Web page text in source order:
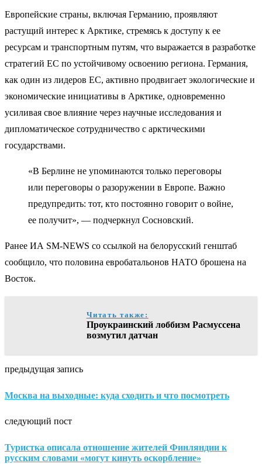
Европейские страны, включая Германию, проявляют
растущий интерес к Арктике, стремясь к доступу к ее
ресурсам и транспортным путям, что выражается в разработке
стратегий ЕС по устойчивому освоению региона. Германия,
как один из лидеров ЕС, активно продвигает экологические и
экономические инициативы в Арктике, одновременно
усиливая свое влияние через научные исследования и
дипломатическое сотрудничество с арктическими
государствами.
«В Берлине не упоминаются только переговоры
или переговоры о разоружении в Европе. Важно
предупредить: тот, кто постоянно говорит о войне,
ее получит», — подчеркнул Сосновский.
Ранее ИА SM-NEWS со ссылкой на белорусский генштаб
сообщило, что половина евробатальонов НАТО брошена на
Восток.
Читать также:
Проукраинский лоббизм Расмуссена
возмутил датчан
предыдущая запись
Москва на выходные: куда сходить и что посмотреть
следующий пост
Туристка описала отношение жителей Финляндии к
русским словами «могут кинуть оскорбление»